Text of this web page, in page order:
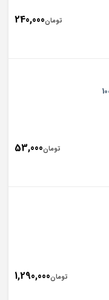
تومان240,000
تومان53,000
تومان1,290,000